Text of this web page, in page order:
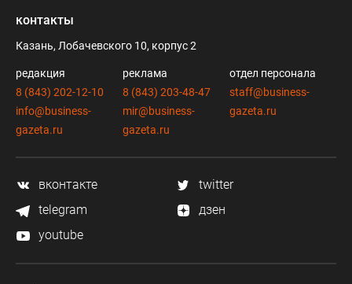
контакты
Казань, Лобачевского 10, корпус 2
редакция
8 (843) 202-12-10
info@business-
gazeta.ru
реклама
8 (843) 203-48-47
mir@business-
gazeta.ru
отдел персонала
staff@business-
gazeta.ru
вконтакте
twitter
telegram
дзен
youtube